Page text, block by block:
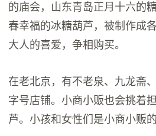
的庙会，山东青岛正月十六的
春幸福的冰糖葫芦，被制作成
大人的喜爱，争相购买。
在老北京，有不老泉、九龙斋
字号店铺。小商小贩也会挑着
芦。小孩和女性们是小商小贩